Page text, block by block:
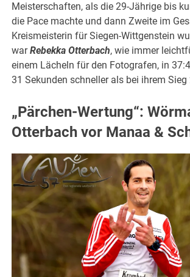
Meisterschaften, als die 29-Jährige bis
die Pace machte und dann Zweite im
Kreismeisterin für Siegen-Wittgenstein
warRebekka Otterbach, wie immer
einem Lächeln für den Fotografen, in
31 Sekunden schneller als bei ihrem Sieg
„Pärchen-Wertung“:
Otterbach vor Manaa &